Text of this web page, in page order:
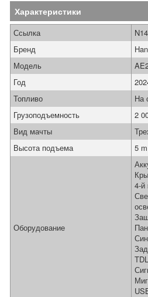
Характеристики
Ссылка
Бренд
Модель
Год
Топливо
На
Грузоподъемность
2
Вид мачты
Высота подъема
5 m
Оборудование
4-й